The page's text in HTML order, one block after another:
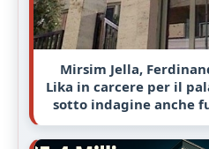
Mirsim Jella,
Lika in carcere per il
sotto indagine anche